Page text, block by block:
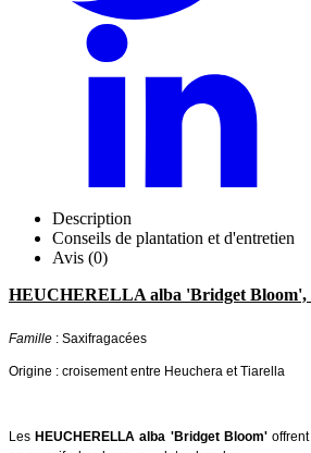
Description
Conseils de plantation et d'entretien
Avis (0)
HEUCHERELLA alba 'Bridget Bloom',
Famille : Saxifragacées
Origine : croisement entre Heuchera et Tiarella
Les HEUCHERELLA alba 'Bridget Bloom'